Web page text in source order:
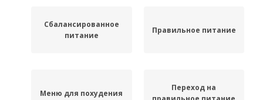
Сбалансированное
питание
Правильное питание
Меню для похудения
Переход на